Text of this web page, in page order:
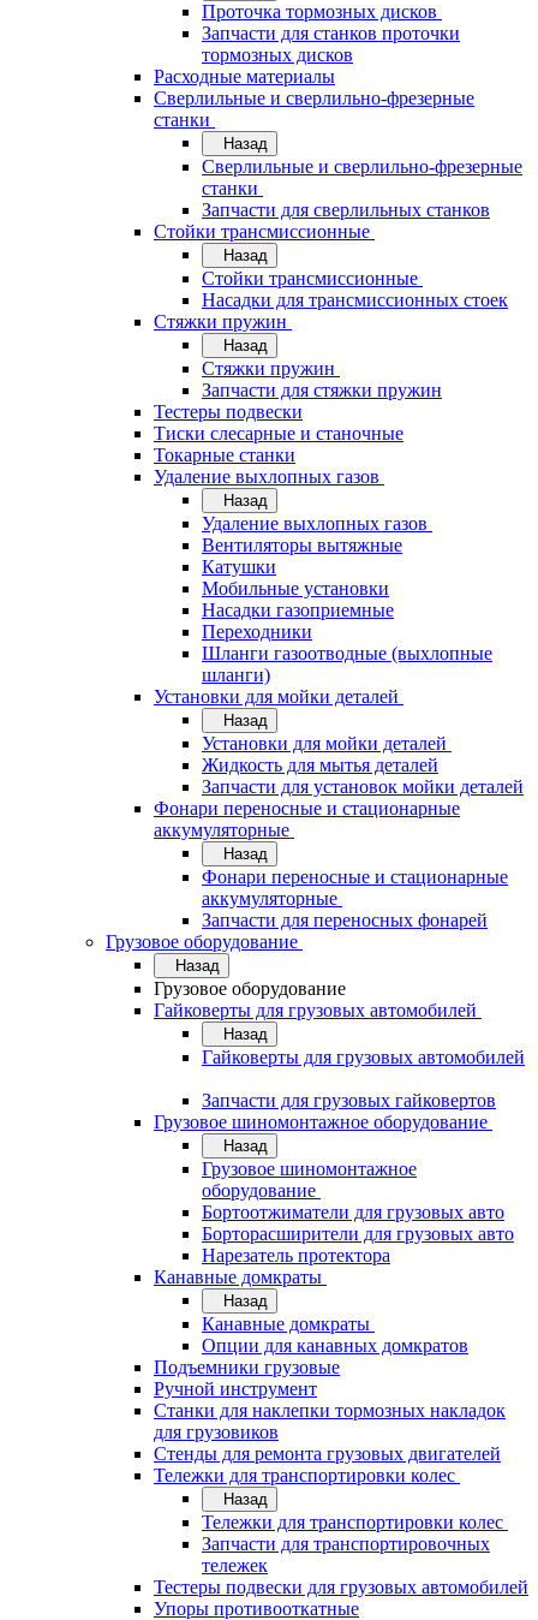
Проточка тормозных дисков
Запчасти для станков проточки
тормозных дисков
Расходные материалы
Сверлильные и сверлильно-фрезерные
станки
Назад
Сверлильные и сверлильно-фрезерные
станки
Запчасти для сверлильных станков
Стойки трансмиссионные
Назад
Стойки трансмиссионные
Насадки для трансмиссионных стоек
Стяжки пружин
Назад
Стяжки пружин
Запчасти для стяжки пружин
Тестеры подвески
Тиски слесарные и станочные
Токарные станки
Удаление выхлопных газов
Назад
Удаление выхлопных газов
Вентиляторы вытяжные
Катушки
Мобильные установки
Насадки газоприемные
Переходники
Шланги газоотводные (выхлопные
шланги)
Установки для мойки деталей
Назад
Установки для мойки деталей
Жидкость для мытья деталей
Запчасти для установок мойки деталей
Фонари переносные и стационарные
аккумуляторные
Назад
Фонари переносные и стационарные
аккумуляторные
Запчасти для переносных фонарей
Грузовое оборудование
Назад
Грузовое оборудование
Гайковерты для грузовых автомобилей
Назад
Гайковерты для грузовых автомобилей
Запчасти для грузовых гайковертов
Грузовое шиномонтажное оборудование
Назад
Грузовое шиномонтажное
оборудование
Бортоотжиматели для грузовых авто
Борторасширители для грузовых авто
Нарезатель протектора
Канавные домкраты
Назад
Канавные домкраты
Опции для канавных домкратов
Подъемники грузовые
Ручной инструмент
Станки для наклепки тормозных накладок
для грузовиков
Стенды для ремонта грузовых двигателей
Тележки для транспортировки колес
Назад
Тележки для транспортировки колес
Запчасти для транспортировочных
тележек
Тестеры подвески для грузовых автомобилей
Упоры противооткатные